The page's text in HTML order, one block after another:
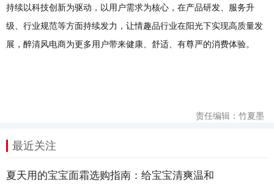
持续以科技创新为驱动，以用户需求为核心，在产品研发、服务升
级、行业规范等方面持续发力，让情趣品行业在阳光下实现高质量发
展，醉清风电商为更多用户带来健康、舒适、有尊严的消费体验。
责任编辑：竹夏墨
最近关注
夏天用的宝宝面霜选购指南：给宝宝清爽温和